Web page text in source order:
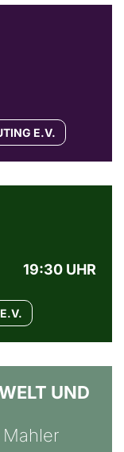
E.V.
19:30 UHR
UND